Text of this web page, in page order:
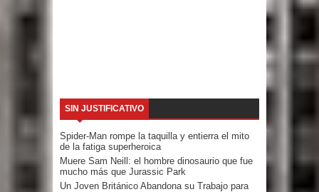
SIN JUSTIFICATIVO
Spider-Man rompe la taquilla y entierra el mito
de la fatiga superheroica
Muere Sam Neill: el hombre dinosaurio que fue
mucho más que Jurassic Park
Un Joven Británico Abandona su Trabajo para